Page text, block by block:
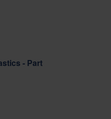
- Part